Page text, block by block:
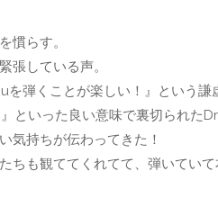
慣らす。
張している声。
弾くことが楽しい！』という謙
といった良い意味で裏切られたDr
気持ちが伝わってきた！
ちも観ててくれてて、弾いていて